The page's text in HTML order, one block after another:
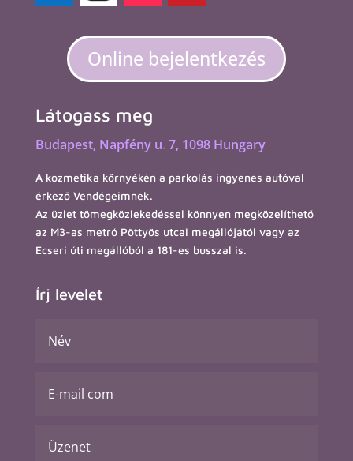
Online bejelentkezés
Látogass meg
Budapest, Napfény u. 7, 1098 Hungary
A kozmetika környékén a parkolás ingyenes autóval
érkező Vendégeimnek.
Az üzlet tömegközlekedéssel könnyen megközelíthető
az M3-as metró Pöttyös utcai megállójától vagy az
Ecseri úti megállóból a 181-es busszal is.
Írj levelet